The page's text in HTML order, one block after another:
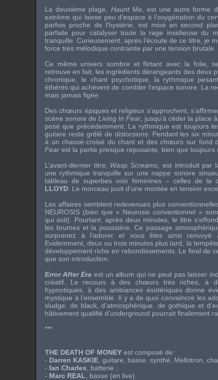
La deuxième plage, Haunt Me , est une autre forme
extrême qui laisse peu d’espace à l’oxygénation du
parfois proche de l’hystérie, est mixé en second
parfaite pour catalyser toute la rage insidieuse du
tranquille. Curieusement, après l’écoute de ce titre, je
force très mélodique contrainte par une tension brutale.
Ce même univers sombre et flirtant avec la folie,
retrouve en fait, les ingrédients dérangeants des deux
chronique, le chant psychotique, la rythmique
éthérés qui achèvent de combler l’espace sonore. La
mais jamais figée.
Des chœurs épiques et religieux s’approchent,
scène sonore de Living In Fear , jusqu’à céder la
posé que précédemment. La rythmique est toujours
guitare reste grêlé de distorsions. Pendant les six
à un chassé-croisé du chant et des chœurs sur fond
Fear est la partie presque reposante, bien que toujours
L’avant-dernier titre, Wasp Screams , est introduit par
une rythmique tranquille sur une nappe sonore
tableau de superbes voix féminines – celles de la
LLOYD . Le morceau jouit d’une montée en tension
Les affaires semblent redevenues plus
NEUROSIS (bien que « Neurosis conventionnel »
qui soit). Pourtant, après deux minutes, le titre
les brumes et la poussière. Ce passage
surprenez à l’adorer et vous êtes ainsi renvoyé
Evidemment, deux ou trois minutes plus tard, la
développement riche en rebondissements. Le final de
que son introduction.
Error After Era est un album qui ne peut pas laisser
créatif. Le recours à des chœurs très riches, à
hypnotiques, à des ambiances ésotériques donne
mystique à l’ensemble. Il y a de quoi convaincre les
sludge, de black, d’atmosphérique, de gothique et
hâtivement qualifié d’underground pourrait finalement
***
THE DEATH OF MONEY est composé de :
- Darren KASKIE , guitare, basse, synthé, Mellotron,
- Ian Charles , batterie ;
- Marc REAL , basse (en live).